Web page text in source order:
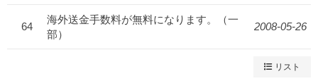
64
海外送金手数料が無料になります。（一
部）
2008-05-26
リスト